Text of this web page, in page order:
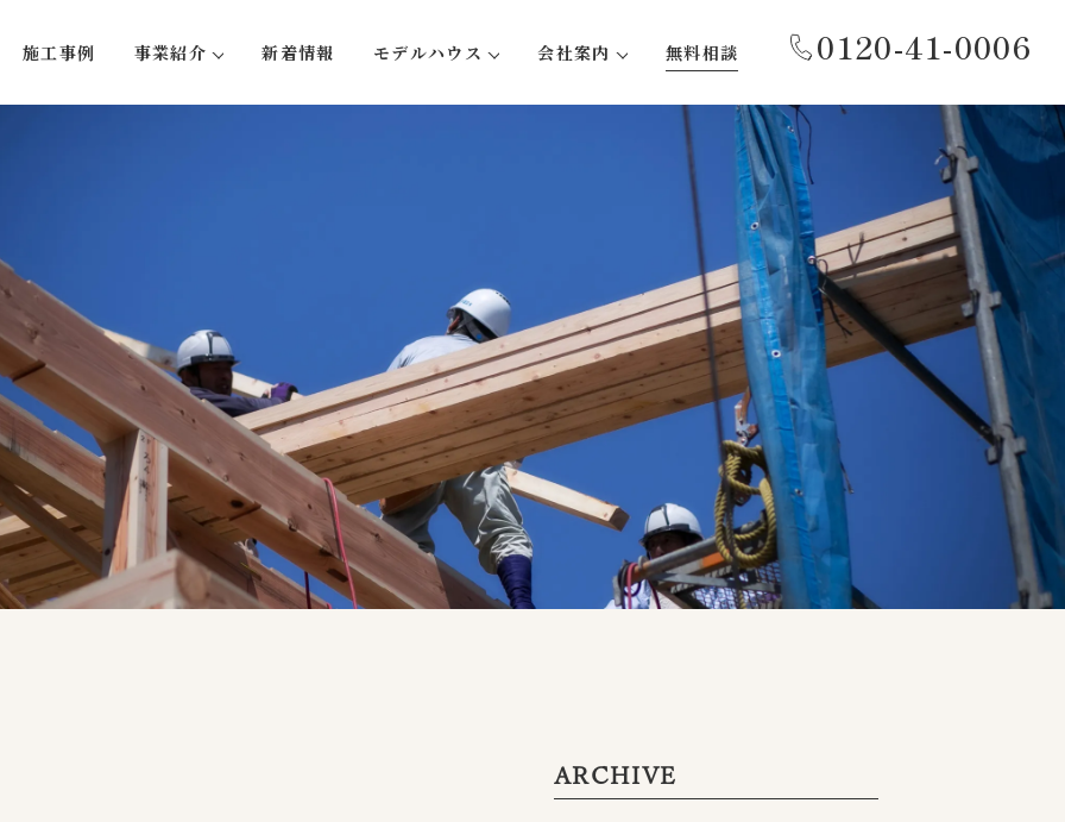
0120-41-0006
施工事例 事業紹介 新着情報 モデルハウス 会社案内 無料相談
ARCHIVE